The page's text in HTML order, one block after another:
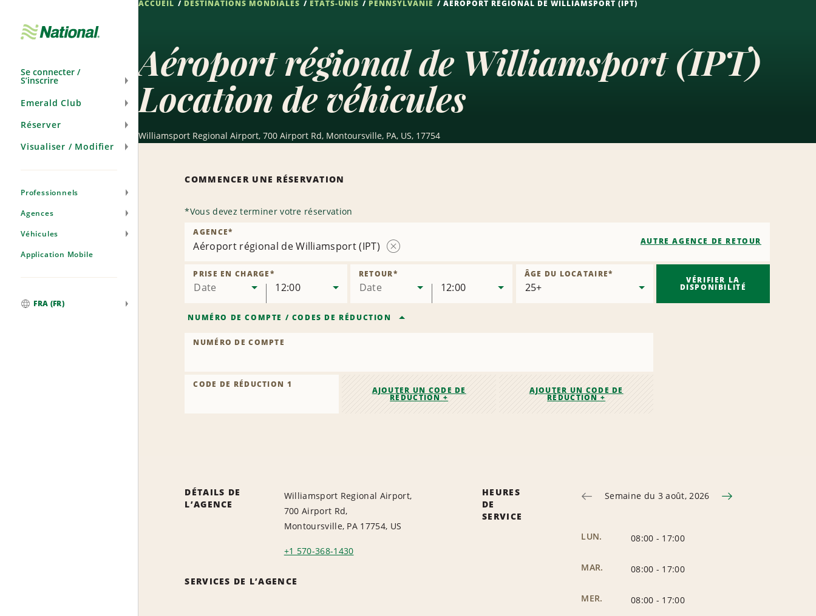
navigation
Se connecter /
S’inscrire
Emerald Club
Réserver
Visualiser / Modifier
Professionnels
Agences
Véhicules
Application Mobile
FRA (FR)
ACCUEIL DESTINATIONS MONDIALES ÉTATS-UNIS PENNSYLVANIE AÉROPORT RÉGIONAL DE WILLIAMSPORT (IPT)
Aéroport régional de Williamsport (IPT)
Location de véhicules
Williamsport Regional Airport, 700 Airport Rd, Montoursville, PA, US, 17754
COMMENCER UNE RÉSERVATION
*Vous devez terminer votre réservation
Aéroport régional de Williamsport (IPT)
l’agence
AGENCE*
AUTRE AGENCE DE RETOUR
Date
PRISE EN CHARGE*
12:00 Date
RETOUR*
12:00
ÂGE DU LOCATAIRE*
NUMÉRO DE COMPTE / CODES DE RÉDUCTION
NUMÉRO DE COMPTE
CODE DE RÉDUCTION 1
AJOUTER UN CODE DE
RÉDUCTION +
AJOUTER UN CODE DE
RÉDUCTION +
VÉRIFIER LA
DISPONIBILITÉ
DÉTAILS DE
L’AGENCE
Williamsport Regional Airport,
700 Airport Rd,
Montoursville, PA 17754, US
+1 570-368-1430
SERVICES DE L’AGENCE
HEURES
DE
SERVICE
Semaine du 3 août, 2026
LUN. 08:00 - 17:00
MAR. 08:00 - 17:00
MER. 08:00 - 17:00